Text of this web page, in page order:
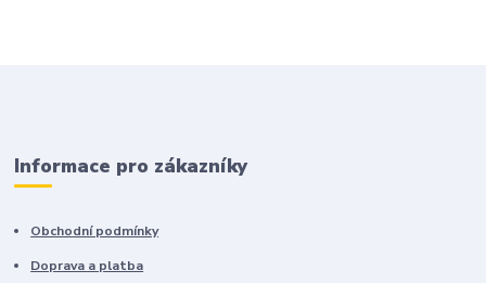
Informace pro zákazníky
Obchodní podmínky
Doprava a platba